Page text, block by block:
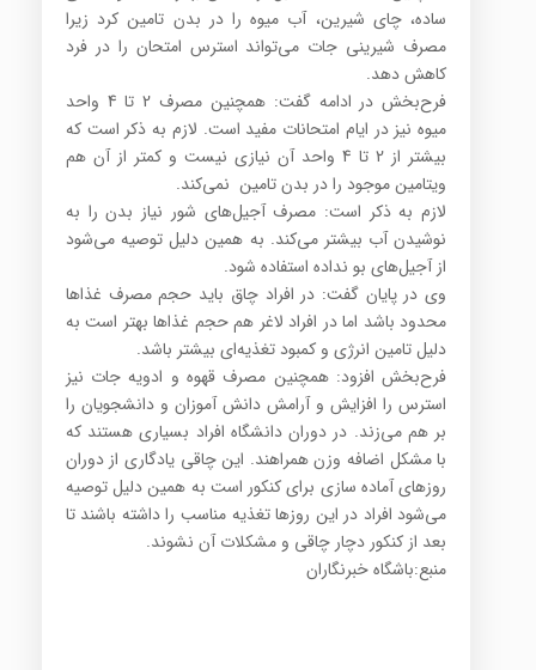
ساده، چای شیرین، آب میوه را در بدن تامین کرد زیرا
مصرف شیرینی جات می‌تواند استرس امتحان را در فرد
کاهش دهد.
فرح‌بخش در ادامه گفت: همچنین مصرف 2 تا 4 واحد
میوه نیز در ایام امتحانات مفید است. لازم به ذکر است که
بیشتر از 2 تا 4 واحد آن نیازی نیست و کمتر از آن هم
ویتامین موجود را در بدن تامین نمی‌کند.
لازم به ذکر است: مصرف آجیل‌های شور نیاز بدن را به
نوشیدن آب بیشتر می‌کند. به همین دلیل توصیه می‌شود
از آجیل‌های بو نداده استفاده شود.
وی در پایان گفت: در افراد چاق باید حجم مصرف غذاها
محدود باشد اما در افراد لاغر هم حجم غذاها بهتر است به
دلیل تامین انرژی و کمبود تغذیه‌ای بیشتر باشد.
فرح‌بخش افزود: همچنین مصرف قهوه و ادویه جات نیز
استرس را افزایش و آرامش دانش آموزان و دانشجویان را
بر هم می‌زند. در دوران دانشگاه افراد بسیاری هستند که
با مشکل اضافه وزن همراهند. این چاقی یادگاری از دوران
روزهای آماده سازی برای کنکور است به همین دلیل توصیه
می‌شود افراد در این روزها تغذیه مناسب را داشته باشند تا
بعد از کنکور دچار چاقی و مشکلات آن نشوند.
منبع:باشگاه خبرنگاران